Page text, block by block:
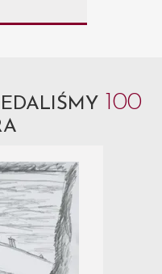
100